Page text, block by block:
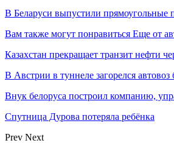
В Беларуси выпустили прямоугольные
Вам также могут понравиться Еще от
Казахстан прекращает транзит нефти
В Австрии в туннеле загорелся автовоз
Внук белоруса построил компанию,
Спутница Дурова потеряла ребёнка
Prev Next